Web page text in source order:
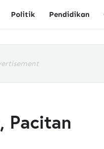
Politik Pendidikan
Pacitan